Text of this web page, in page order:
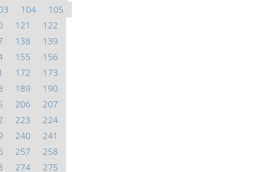
104
105
121
122
138
139
155
156
172
173
189
190
206
207
223
224
240
241
257
258
274 275